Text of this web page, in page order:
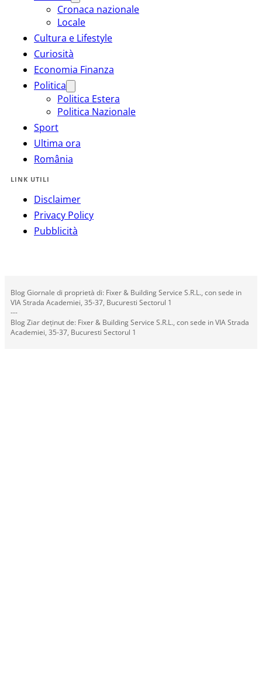
Cronaca nazionale
Locale
Cultura e Lifestyle
Curiosità
Economia Finanza
Politica
Politica Estera
Politica Nazionale
Sport
Ultima ora
România
LINK UTILI
Disclaimer
Privacy Policy
Pubblicità
Blog Giornale di proprietà di: Fixer & Building Service S.R.L., con sede in
VIA Strada Academiei, 35-37, Bucuresti Sectorul 1
---
Blog Ziar deținut de: Fixer & Building Service S.R.L., con sede in VIA Strada
Academiei, 35-37, Bucuresti Sectorul 1